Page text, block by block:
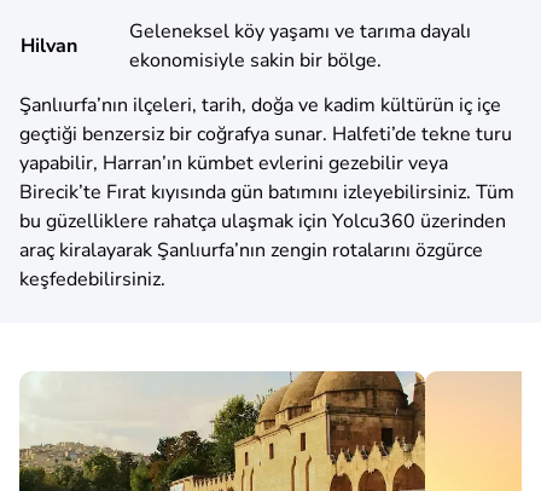
Hilvan
Geleneksel köy yaşamı ve tarıma dayalı
ekonomisiyle sakin bir bölge.
Şanlıurfa’nın ilçeleri, tarih, doğa ve kadim kültürün iç içe
geçtiği benzersiz bir coğrafya sunar. Halfeti’de tekne turu
yapabilir, Harran’ın kümbet evlerini gezebilir veya
Birecik’te Fırat kıyısında gün batımını izleyebilirsiniz. Tüm
bu güzelliklere rahatça ulaşmak için Yolcu360 üzerinden
araç kiralayarak Şanlıurfa’nın zengin rotalarını özgürce
keşfedebilirsiniz.